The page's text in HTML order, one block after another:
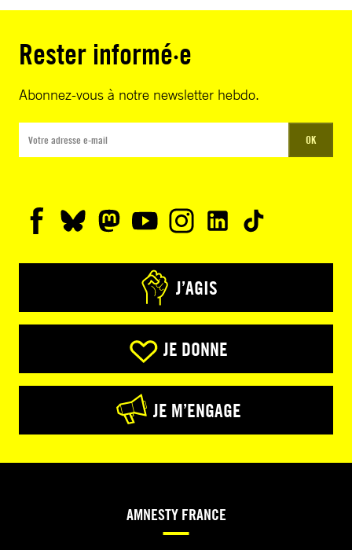
Rester informé·e
Abonnez-vous à notre newsletter hebdo.
OK
J’AGIS
JE DONNE
JE M’ENGAGE
AMNESTY FRANCE